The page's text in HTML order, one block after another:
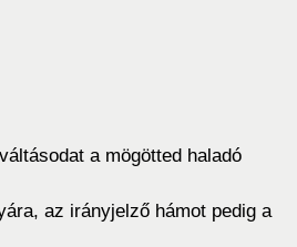
a mögötted haladó
az irányjelző hámot pedig a